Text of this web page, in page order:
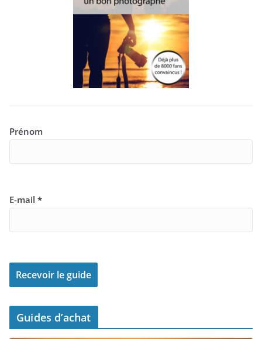
Prénom
E-mail *
Guides d’achat